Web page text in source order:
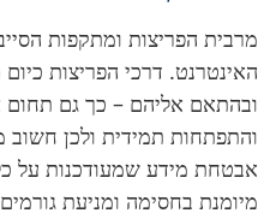
מרבית הפריצות ומתקפות
האינטרנט. דרכי הפריצות
ובהתאם אליהם – כך גם
והתפתחות תמידית ולכן חשוב
אבטחת מידע שמעודכנות על
מיומנת בחסימה ומניעת